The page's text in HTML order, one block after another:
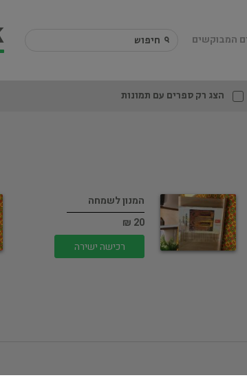
המבוקשים
הצג רק ספרים עם תמונות
המנון לשמחה
20 ₪
רכישה ישירה